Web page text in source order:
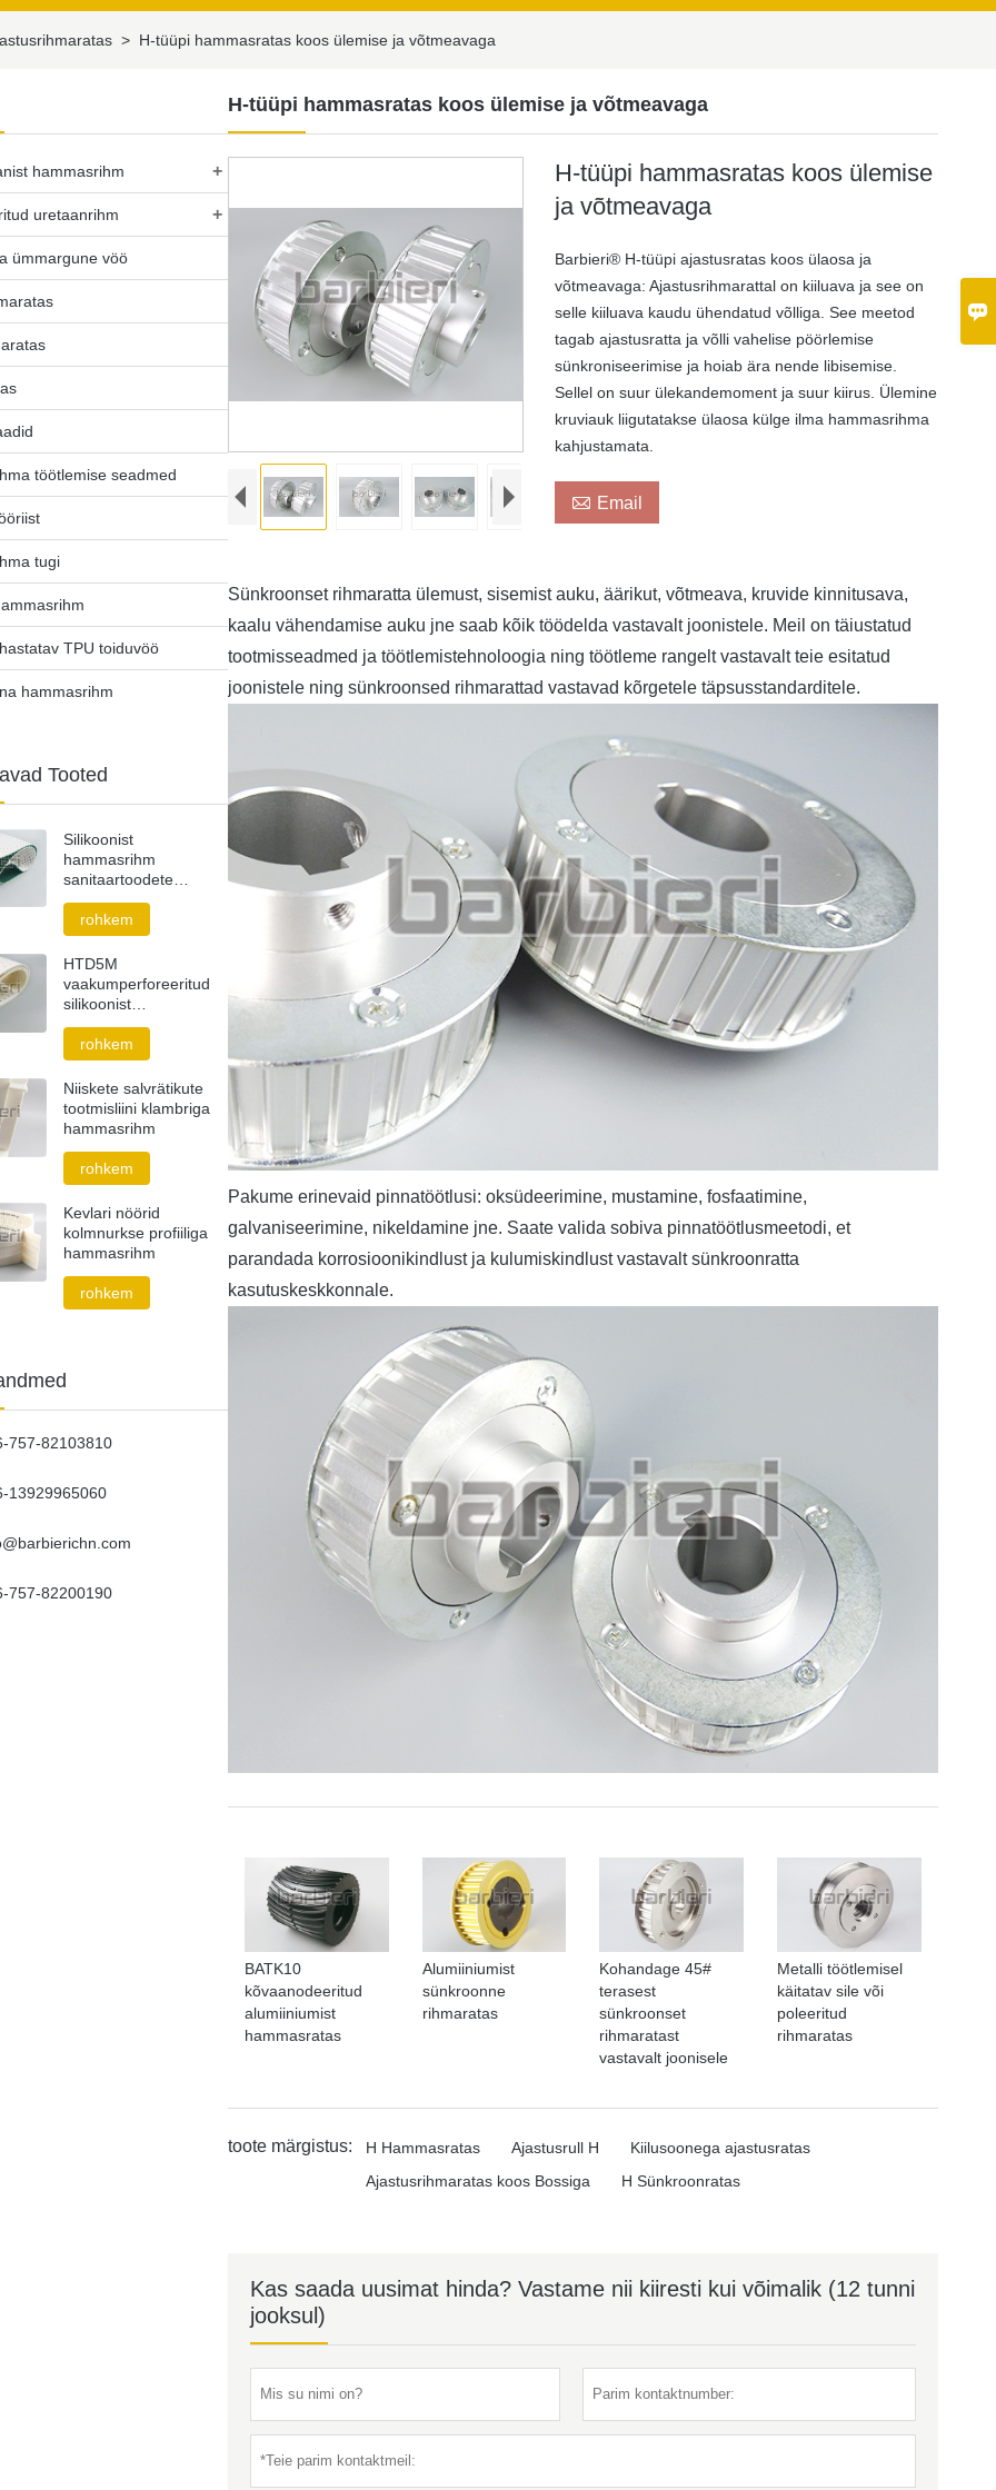

> H-tüüpi hammasratas koos ülemise ja võtmeavaga
H-tüüpi hammasratas koos ülemise ja võtmeavaga
H-tüüpi hammasratas koos ülemise
ja võtmeavaga
Barbieri® H-tüüpi ajastusratas koos ülaosa ja
võtmeavaga: Ajastusrihmarattal on kiiluava ja see on
selle kiiluava kaudu ühendatud võlliga. See meetod
tagab ajastusratta ja võlli vahelise pöörlemise
sünkroniseerimise ja hoiab ära nende libisemise.
Sellel on suur ülekandemoment ja suur kiirus. Ülemine
kruviauk liigutatakse ülaosa külge ilma hammasrihma
kahjustamata.
 Email
Sünkroonset rihmaratta ülemust, sisemist auku, äärikut, võtmeava, kruvide kinnitusava,
kaalu vähendamise auku jne saab kõik töödelda vastavalt joonistele. Meil on täiustatud
tootmisseadmed ja töötlemistehnoloogia ning töötleme rangelt vastavalt teie esitatud
joonistele ning sünkroonsed rihmarattad vastavad kõrgetele täpsusstandarditele.
Pakume erinevaid pinnatöötlusi: oksüdeerimine, mustamine, fosfaatimine,
galvaniseerimine, nikeldamine jne. Saate valida sobiva pinnatöötlusmeetodi, et
parandada korrosioonikindlust ja kulumiskindlust vastavalt sünkroonratta
kasutuskeskkonnale.
BATK10
kõvaanodeeritud
alumiiniumist
hammasratas
Alumiiniumist
sünkroonne
rihmaratas
Kohandage 45#
terasest
sünkroonset
rihmaratast
vastavalt joonisele
Metalli töötlemisel
käitatav sile või
poleeritud
rihmaratas
toote märgistus: H Hammasratas Ajastusrull H
Kiilusoonega ajastusratas
Ajastusrihmaratas koos Bossiga
H Sünkroonratas
Kas saada uusimat hinda? Vastame nii kiiresti kui võimalik (12 tunni
jooksul)
+
hammasrihm
+
uretaanrihm
ümmargune vöö
töötlemise seadmed
tugi
TPU toiduvöö
hammasrihm
Tooted
Silikoonist
hammasrihm
sanitaartoodete
tööstusele
rohkem
HTD5M
vaakumperforeeritud
silikoonist
hammasrihm
rohkem
Niiskete salvrätikute
tootmisliini klambriga
hammasrihm
rohkem
Kevlari nöörid
kolmnurkse profiiliga
hammasrihm
rohkem
757-82103810
13929965060
757-82200190